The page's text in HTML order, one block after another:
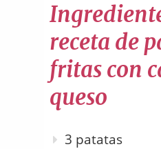
receta de
fritas con
queso
3 patatas